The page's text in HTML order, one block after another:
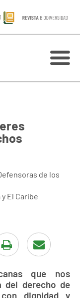
de los
El Caribe
que nos
del derecho de
dignidad y